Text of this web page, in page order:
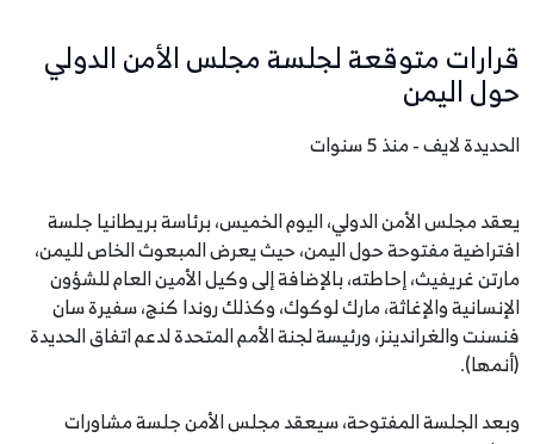
قرارات متوقعة لجلسة مجلس الأمن الدولي
حول اليمن
الحديدة لايف - منذ 5 سنوات
يعقد مجلس الأمن الدولي، اليوم الخميس، برئاسة بريطانيا جلسة
افتراضية مفتوحة حول اليمن، حيث يعرض المبعوث الخاص لليمن،
مارتن غريفيث، إحاطته، بالإضافة إلى وكيل الأمين العام للشؤون
الإنسانية والإغاثة، مارك لوكوك، وكذلك روندا كنج، سفيرة سان
فنسنت والغراندينز، ورئيسة لجنة الأمم المتحدة لدعم اتفاق الحديدة
(أنمها).
وبعد الجلسة المفتوحة، سيعقد مجلس الأمن جلسة مشاورات